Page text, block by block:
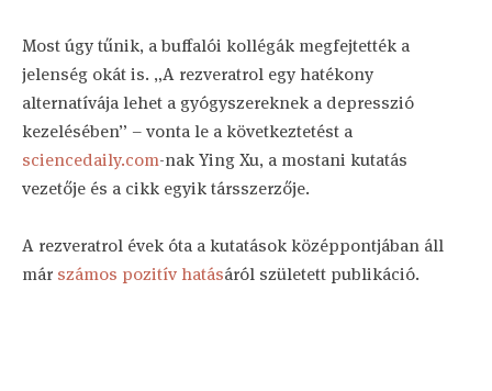
Most úgy tűnik, a buffalói kollégák megfejtették a
jelenség okát is. „A rezveratrol egy hatékony
alternatívája lehet a gyógyszereknek a depresszió
kezelésében” – vonta le a következtetést a
sciencedaily.com-nak Ying Xu, a mostani kutatás
vezetője és a cikk egyik társszerzője.
A rezveratrol évek óta a kutatások középpontjában áll
már számos pozitív hatásáról született publikáció.